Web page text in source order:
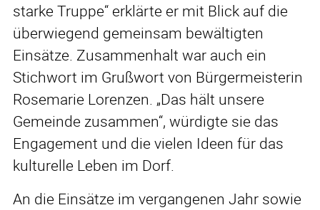
starke Truppe“ erklärte er mit Blick auf die
überwiegend gemeinsam bewältigten
Einsätze. Zusammenhalt war auch ein
Stichwort im Grußwort von Bürgermeisterin
Rosemarie Lorenzen. „Das hält unsere
Gemeinde zusammen“, würdigte sie das
Engagement und die vielen Ideen für das
kulturelle Leben im Dorf.
An die Einsätze im vergangenen Jahr sowie